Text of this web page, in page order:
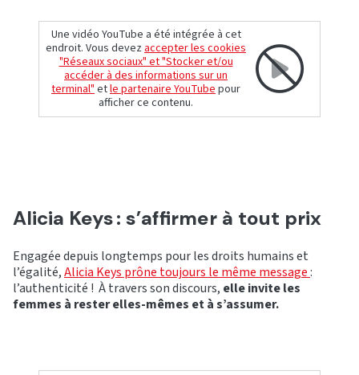
Une vidéo YouTube a été intégrée à cet
endroit. Vous devez accepter les cookies
"Réseaux sociaux" et "Stocker et/ou
accéder à des informations sur un
terminal" etle partenaire YouTube pour
afficher ce contenu.
Alicia Keys : s’affirmer à tout prix
Engagée depuis longtemps pour les droits humains et
l’égalité,Alicia Keys prône toujours le même message:
l’authenticité ! À travers son discours, elle invite les
femmes à rester elles-mêmes et à s’assumer.